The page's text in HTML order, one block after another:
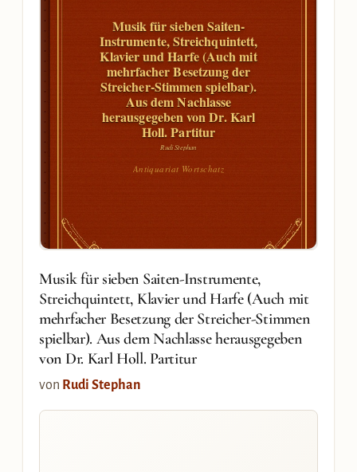
Musik für sieben Saiten-
Instrumente, Streichquintett,
Klavier und Harfe (Auch mit
mehrfacher Besetzung der
Streicher-Stimmen spielbar).
Aus dem Nachlasse
herausgegeben von Dr. Karl
Holl. Partitur
Rudi Stephan
Antiquariat Wortschatz
Musik für sieben Saiten-Instrumente,
Streichquintett, Klavier und Harfe (Auch mit
mehrfacher Besetzung der Streicher-Stimmen
spielbar). Aus dem Nachlasse herausgegeben
von Dr. Karl Holl. Partitur
von Rudi Stephan